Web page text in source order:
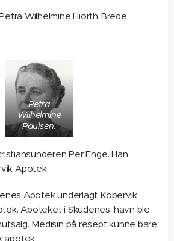
Wilhelmine Hiorth Brede
Petra
Wilhelmine
Paulsen.
Per Enge. Han
Apotek.
Apotek underlagt Kopervik
Apoteket i Skudenes-havn ble
Medisin på resept kunne bare
apotek.